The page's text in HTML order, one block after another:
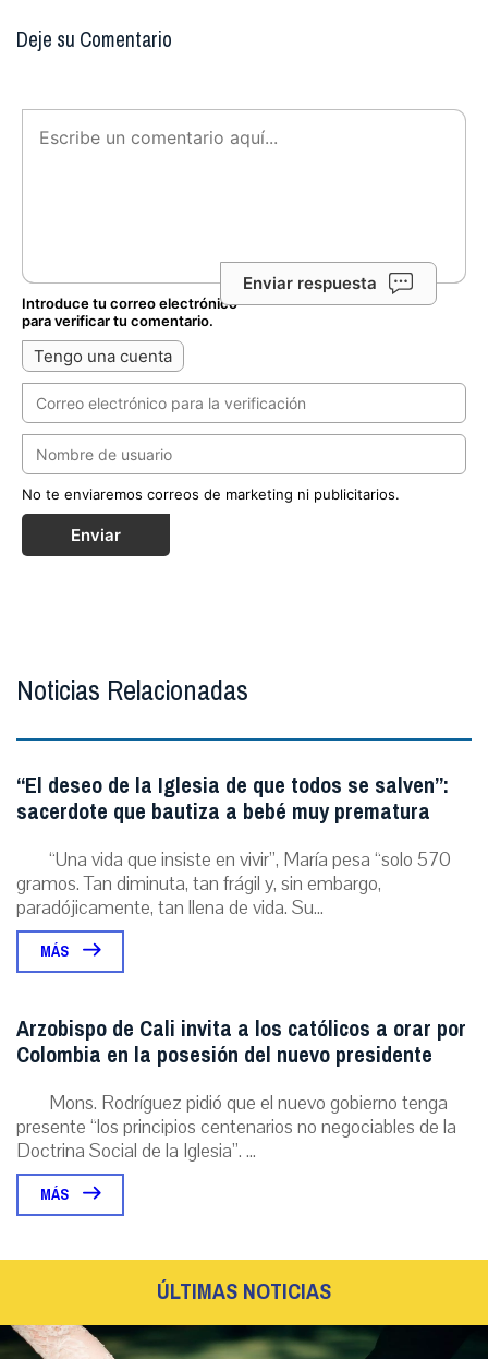
Deje su Comentario
Enviar respuesta
Introduce tu correo electrónico
para verificar tu comentario.
Tengo una cuenta
No te enviaremos correos de marketing ni publicitarios.
Enviar
Noticias Relacionadas
“El deseo de la Iglesia de que todos se salven”:
sacerdote que bautiza a bebé muy prematura
“Una vida que insiste en vivir”, María pesa “solo 570
gramos. Tan diminuta, tan frágil y, sin embargo,
paradójicamente, tan llena de vida. Su...
MÁS
Arzobispo de Cali invita a los católicos a orar por
Colombia en la posesión del nuevo presidente
Mons. Rodríguez pidió que el nuevo gobierno tenga
presente “los principios centenarios no negociables de la
Doctrina Social de la Iglesia”. ...
MÁS
ÚLTIMAS NOTICIAS